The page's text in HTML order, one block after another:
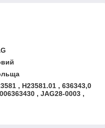
, H23581.01 , 636343,0
, JAG28-0003 ,